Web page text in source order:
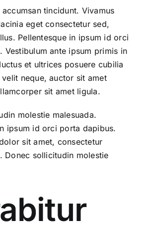
tincidunt. Vivamus
eget consectetur sed,
Pellentesque in ipsum id orci
Vestibulum ante ipsum primis in
et ultrices posuere cubilia
neque, auctor sit amet
sit amet ligula.
molestie malesuada.
ipsum id orci porta dapibus.
sit amet, consectetur
Donec sollicitudin molestie